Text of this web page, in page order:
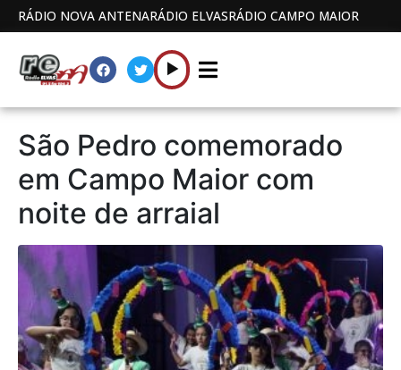
RÁDIO NOVA ANTENARÁDIO ELVASRÁDIO CAMPO MAIOR
São Pedro comemorado
em Campo Maior com
noite de arraial